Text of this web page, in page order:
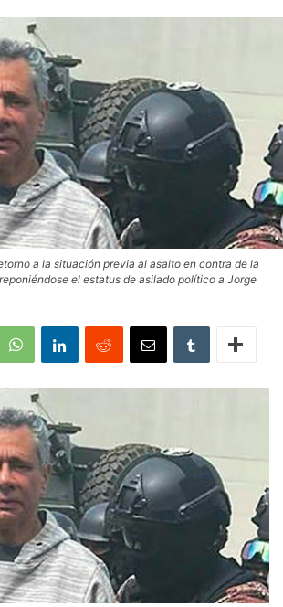
a la situación previa al asalto en contra de la
el estatus de asilado político a Jorge